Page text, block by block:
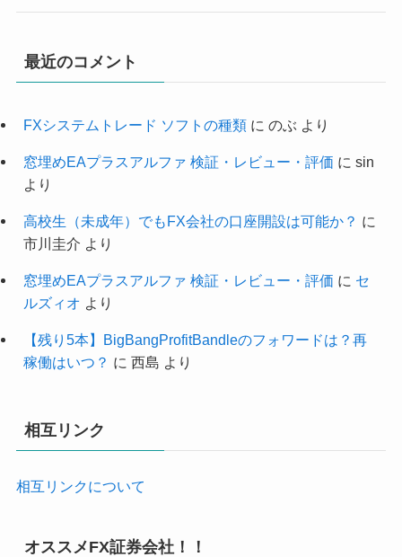
最近のコメント
FXシステムトレード ソフトの種類に のぶ より
窓埋めEAプラスアルファ 検証・レビュー・評価 に sin
より
高校生（未成年）でもFX会社の口座開設は可能か？ に
市川圭介 より
窓埋めEAプラスアルファ 検証・レビュー・評価 に セ
ルズィオ より
【残り5本】BigBangProfitBandleのフォワードは？再
稼働はいつ？ に 西島 より
相互リンク
相互リンクについて
オススメFX証券会社！！